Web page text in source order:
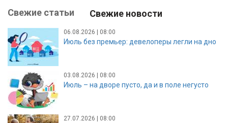
Свежие статьи Свежие новости
06.08.2026 | 08:00
Июль без премьер: девелоперы легли на дно
03.08.2026 | 08:00
Июль – на дворе пусто, да и в поле негусто
27.07.2026 | 08:00